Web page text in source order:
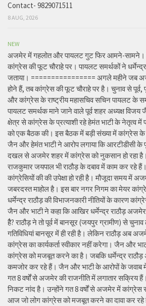
Contact- 9829071511
8 AUG, 2026
NEW
अजमेर में गहलोत और पायलट गुट फिर आमने-सामने।
कांग्रेस की फूट चौराहे पर। पायलट समर्थकों ने
जताया। ================ अगले महीने जब
होने हैं, तब कांग्रेस की फूट चौराहे पर है। चुनाव से
और कांग्रेस के राष्ट्रीय महासचिव सचिन पायलट के
पायलट समर्थक माने जाने वाले पूर्व शहर अध्यक्ष विजय
क्षेत्र से कांग्रेस के प्रत्याशी रहे हेमंत भाटी के नेतृत्व
को एक बैठक की। इस बैठक में बड़ी संख्या में कांग्रेस के
जैन और हेमंत भाटी ने आरोप लगाया कि आरटीडीसी के
दखल से अजमेर शहर में कांग्रेस को नुकसान हो रहा है।
राजकुमार जयपाल भी राठौड़ के दबाव में काम कर रहे
कांग्रेसियों की की उपेक्षा हो रही है। मौजूदा समय में
जबरदस्त माहोल है। इस बार नगर निगम का मेयर
धर्मेन्द्र राठौड़ की विभाजनकारी नीतियों के कारण
जैन और भाटी ने कहा कि आखिर धर्मेन्द्र राठौड़ अजमेर
हैै? राठौड़ ने तो पूर्व में बानसूर (जयपुर ग्रामीण) से
गतिविधियां बानसूर में ही रही है। लेकिन राठौड़ अब
कांग्रेस का कार्यकर्ता स्वीकार नहीं करेगा। जैन और
कांग्रेस को मजबूत करने का है। जबकि धर्मेन्द्र
कमजोर कर रहे हैं। जैन और भाटी के आरोपों के जवाब में
गत 8 वर्षों से अजमेर की राजनीति में लगातार
निकट नांद है। उन्होंने गत 8 वर्षों से अजमेर में कांग्रेस
आज जो लोग कांग्रेस को मजबूत करने का दावा कर